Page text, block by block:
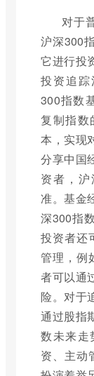
对于
沪深300
它进行投
投资追
300指数
复制指数
本，实现
分享中国
资者，
准。基金
深300指
投资者还
管理，例
者可以通
险。对于
通过股指
数未来走
资、主动